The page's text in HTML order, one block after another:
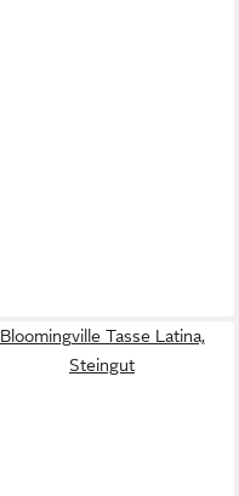
Bloomingville Tasse Latina,
Steingut